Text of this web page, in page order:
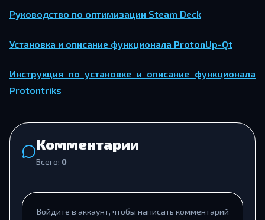
Руководство по оптимизации Steam Deck
Установка и описание функционала ProtonUp-Qt
Инструкция по установке и описание функционала
Protontriks
Комментарии
Всего: 0
Войдите в аккаунт, чтобы написать комментарий